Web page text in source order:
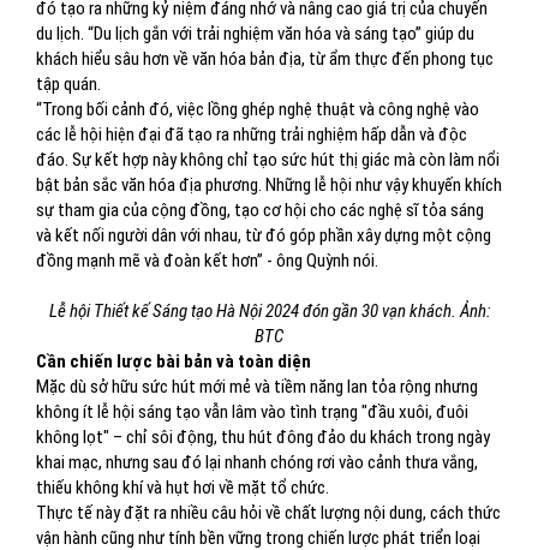
đó tạo ra những kỷ niệm đáng nhớ và nâng cao giá trị của chuyến
du lịch. “Du lịch gắn với trải nghiệm văn hóa và sáng tạo” giúp du
khách hiểu sâu hơn về văn hóa bản địa, từ ẩm thực đến phong tục
tập quán.
“Trong bối cảnh đó, việc lồng ghép nghệ thuật và công nghệ vào
các lễ hội hiện đại đã tạo ra những trải nghiệm hấp dẫn và độc
đáo. Sự kết hợp này không chỉ tạo sức hút thị giác mà còn làm nổi
bật bản sắc văn hóa địa phương. Những lễ hội như vậy khuyến khích
sự tham gia của cộng đồng, tạo cơ hội cho các nghệ sĩ tỏa sáng
và kết nối người dân với nhau, từ đó góp phần xây dựng một cộng
đồng mạnh mẽ và đoàn kết hơn” - ông Quỳnh nói.
Lễ hội Thiết kế Sáng tạo Hà Nội 2024 đón gần 30 vạn khách. Ảnh:
BTC
Cần chiến lược bài bản và toàn diện
Mặc dù sở hữu sức hút mới mẻ và tiềm năng lan tỏa rộng nhưng
không ít lễ hội sáng tạo vẫn lâm vào tình trạng "đầu xuôi, đuôi
không lọt" – chỉ sôi động, thu hút đông đảo du khách trong ngày
khai mạc, nhưng sau đó lại nhanh chóng rơi vào cảnh thưa vắng,
thiếu không khí và hụt hơi về mặt tổ chức.
Thực tế này đặt ra nhiều câu hỏi về chất lượng nội dung, cách thức
vận hành cũng như tính bền vững trong chiến lược phát triển loại